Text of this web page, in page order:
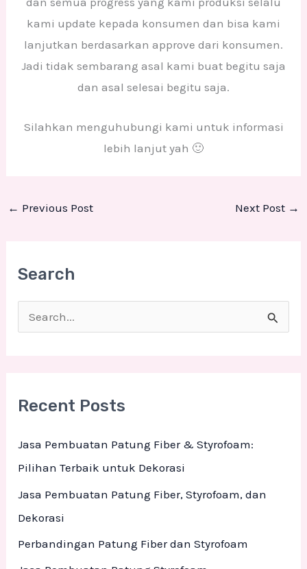
kami update kepada konsumen dan bisa kami
lanjutkan berdasarkan approve dari konsumen.
Jadi tidak sembarang asal kami buat begitu saja
dan asal selesai begitu saja.
Silahkan menguhubungi kami untuk informasi
lebih lanjut yah 🙂
← Previous Post Next Post →
Search
cRecent Posts
Jasa Pembuatan Patung Fiber & Styrofoam:
Pilihan Terbaik untuk Dekorasi
Jasa Pembuatan Patung Fiber, Styrofoam, dan
Dekorasi
Perbandingan Patung Fiber dan Styrofoam